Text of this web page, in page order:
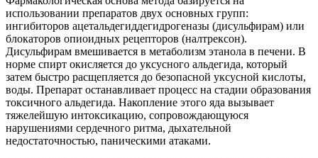
использовании препаратов двух основных групп:
ингибиторов ацетальдегиддегидрогеназы (дисульфирам) или
блокаторов опиоидных рецепторов (налтрексон).
Дисульфирам вмешивается в метаболизм этанола в печени. В
норме спирт окисляется до уксусного альдегида, который
затем быстро расщепляется до безопасной уксусной кислоты,
воды. Препарат останавливает процесс на стадии образования
токсичного альдегида. Накопление этого яда вызывает
тяжелейшую интоксикацию, сопровождающуюся
нарушениями сердечного ритма, дыхательной
недостаточностью, паническими атаками.